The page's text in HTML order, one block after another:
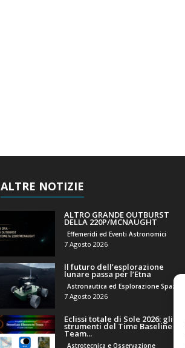
ALTRE NOTIZIE
ALTRO GRANDE OUTBURST
DELLA 220P/MCNAUGHT
Effemeridi ed Eventi Astronomici
7 Agosto 2026
Il futuro dell’esplorazione
lunare passa per l’Etna
7 Agosto 2026
Eclissi totale di Sole 2026: gli
strumenti del Time Baseline
Team...
Astrotecnica e Osservazione